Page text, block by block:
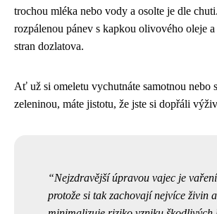
trochou mléka nebo vody a osolte je dle
rozpálenou pánev s kapkou olivového oleje
stran dozlatova.
Ať už si omeletu vychutnáte samotnou nebo
zeleninou, máte jistotu, že jste si dopřáli
Nejzdravější úpravou vajec je vaření
protože si tak zachovají nejvíce živin